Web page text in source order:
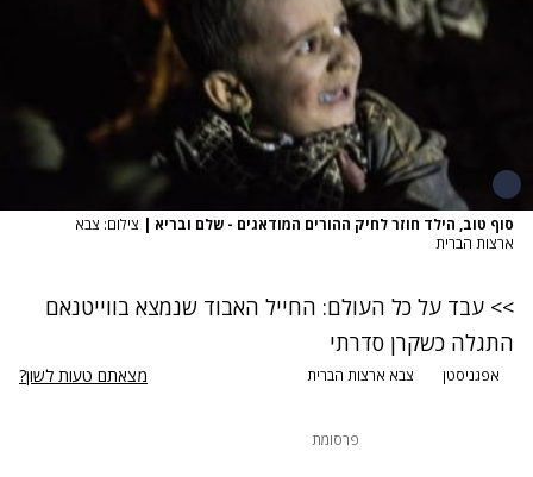
סוף טוב, הילד חוזר לחיק ההורים המודאגים - שלם ובריא | צילום: צבא
ארצות הברית
>> עבד על כל העולם: החייל האבוד שנמצא בווייטנאם
התגלה כשקרן סדרתי
אפגניסטן צבא ארצות הברית מצאתם טעות לשון?
פרסומת